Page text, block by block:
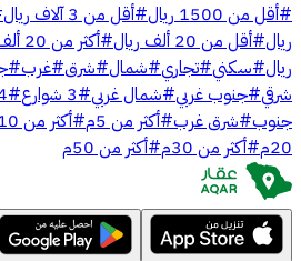
#أقل من 1500 ريال #أقل من 3 آلاف ريال
ريال#أقل من 20 ألف ريال #
أكثر من
ريال#سكني#تجاري#شمال#شرق#غرب#
شرقي#جنوب غربي#شمال غربي#3 شوارع #
4
جنوب#شرق غرب#أكثر من 5م #أكثر من 10م
20م #أكثر من 30م #أكثر من 50م